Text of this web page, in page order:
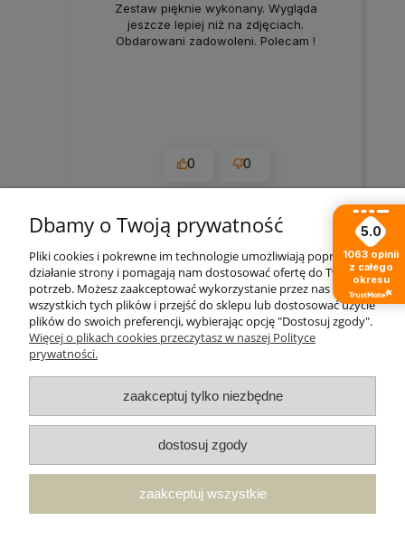
Zestaw pięknie wykonany. Wygląda
jeszcze lepiej niż na zdjęciach.
Obdarowani zadowoleni. Polecam !
0 0
zebranych i zweryfikowanych przez
Moje konto
Płatności i dostawa
Pomoc
Informacje
5.0
1063 opinii
z całego
okresu
Dbamy o Twoją prywatność
Pliki cookies i pokrewne im technologie umożliwiają poprawne
działanie strony i pomagają nam dostosować ofertę do Twoich
potrzeb. Możesz zaakceptować wykorzystanie przez nas
wszystkich tych plików i przejść do sklepu lub dostosować użycie
plików do swoich preferencji, wybierając opcję "Dostosuj zgody".
Więcej o plikach cookies przeczytasz w naszej Polityce
prywatności.
zaakceptuj tylko niezbędne
dostosuj zgody
zaakceptuj wszystkie